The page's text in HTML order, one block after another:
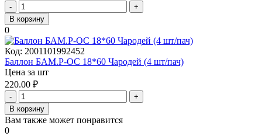
-
+
В корзину
0
Код: 2001101992452
Баллон БАМ.Р-ОС 18*60 Чародей (4 шт/пач)
Цена за шт
220.00 ₽
-
+
В корзину
Вам также может понравится
0